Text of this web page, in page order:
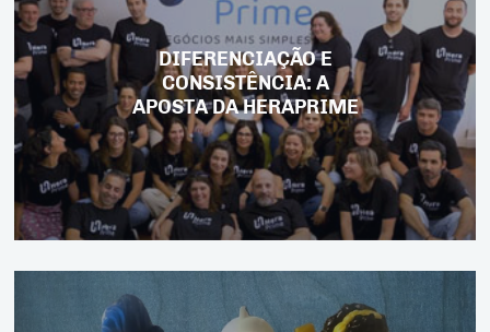
DIFERENCIAÇÃO E
CONSISTÊNCIA: A
APOSTA DA HERAPRIME